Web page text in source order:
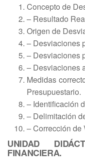
Concepto de
– Resultado
Origen de
– Desviaciones
– Desviaciones
– Desviaciones
Medidas
Presupuestario.
– Identificación
– Delimitación
– Corrección de
UNIDAD
FINANCIERA.